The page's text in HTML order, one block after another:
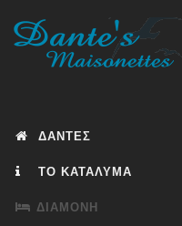
ΔΑΝΤΕΣ
ΤΟ ΚΑΤΑΛΥΜΑ
ΔΙΑΜΟΝΗ